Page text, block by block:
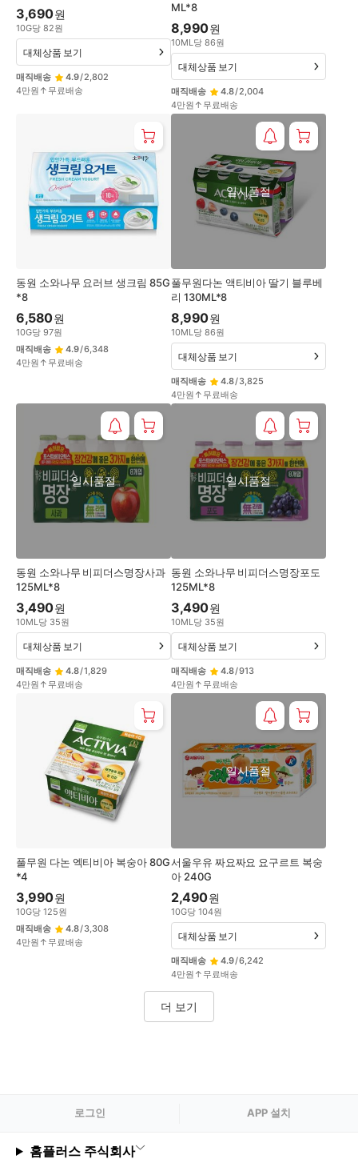
3,690원
10G당 82원
매직배송 4.9/2,802
4만원↑무료배송
대체상품 보기
ML*8
8,990원
10ML당 86원
매직배송 4.8/2,004
4만원↑무료배송
대체상품 보기
동원 소와나무 요러브 생크림 85G
*8
6,580원
10G당 97원
매직배송
4.9/6,348
4만원↑무료배송
풀무원다논 액티비아 딸기 블루베
리 130ML*8
일시품절
8,990원
10ML당 86원
매직배송 4.8/3,825
4만원↑무료배송
대체상품 보기
동원 소와나무 비피더스명장사과
125ML*8
일시품절
3,490원
10ML당 35원
매직배송 4.8/1,829
4만원↑무료배송
대체상품 보기
동원 소와나무 비피더스명장포도
125ML*8
일시품절
3,490원
10ML당 35원
매직배송 4.8/913
4만원↑무료배송
대체상품 보기
풀무원 다논 엑티비아 복숭아 80G
*4
3,990원
10G당 125원
매직배송
4.8/3,308
4만원↑무료배송
서울우유 짜요짜요 요구르트 복숭
아 240G
일시품절
2,490원
10G당 104원
매직배송 4.9/6,242
4만원↑무료배송
대체상품 보기
더 보기
로그인 APP 설치
홈플러스 주식회사